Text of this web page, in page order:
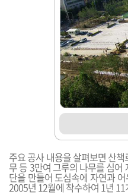
주요 공사 내용을 살펴보면 산
무 등 3만여 그루의 나무를 심
단을 만들어 도심속에 자연과
2005년 12월에 착수하여 1년